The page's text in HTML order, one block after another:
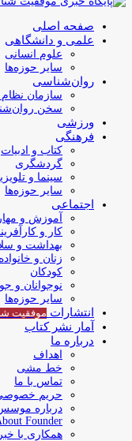
صفحه اصلی
علمی و دانشگاهی
علوم انسانی
سایر حوزه‌ها
روان‌شناسی
سازمان نظام
سخن
ورزشی
فرهنگی
کتاب و ادبیات
گردشگری
سینما و
سایر حوزه‌ها
اجتماعی
آموزش و
کار و
بهداشت و
زنان و خانواده
کودکان
نوجوانان و
سایر حوزه‌ها
انتشارات موفقیت‌
آمار نشر کتاب
درباره ما
اهداف
خط مشی
تماس با ما
حریم
درباره
Founder
همکاری با